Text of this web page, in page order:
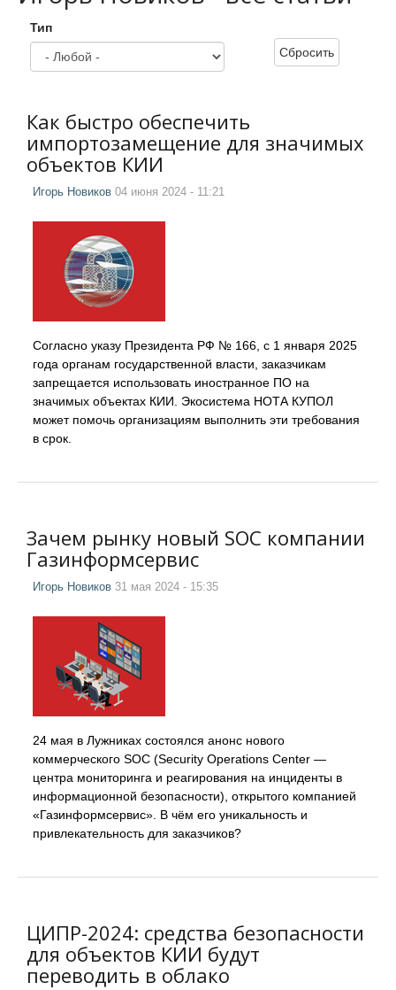
Тип
Сбросить
Как быстро обеспечить
импортозамещение для значимых
объектов КИИ
Игорь Новиков 04 июня 2024 - 11:21
Согласно указу Президента РФ № 166, с 1 января 2025
года органам государственной власти, заказчикам
запрещается использовать иностранное ПО на
значимых объектах КИИ. Экосистема НОТА КУПОЛ
может помочь организациям выполнить эти требования
в срок.
Зачем рынку новый SOC компании
Газинформсервис
Игорь Новиков 31 мая 2024 - 15:35
24 мая в Лужниках состоялся анонс нового
коммерческого SOC (Security Operations Center —
центра мониторинга и реагирования на инциденты в
информационной безопасности), открытого компанией
«Газинформсервис». В чём его уникальность и
привлекательность для заказчиков?
ЦИПР-2024: средства безопасности
для объектов КИИ будут
переводить в облако